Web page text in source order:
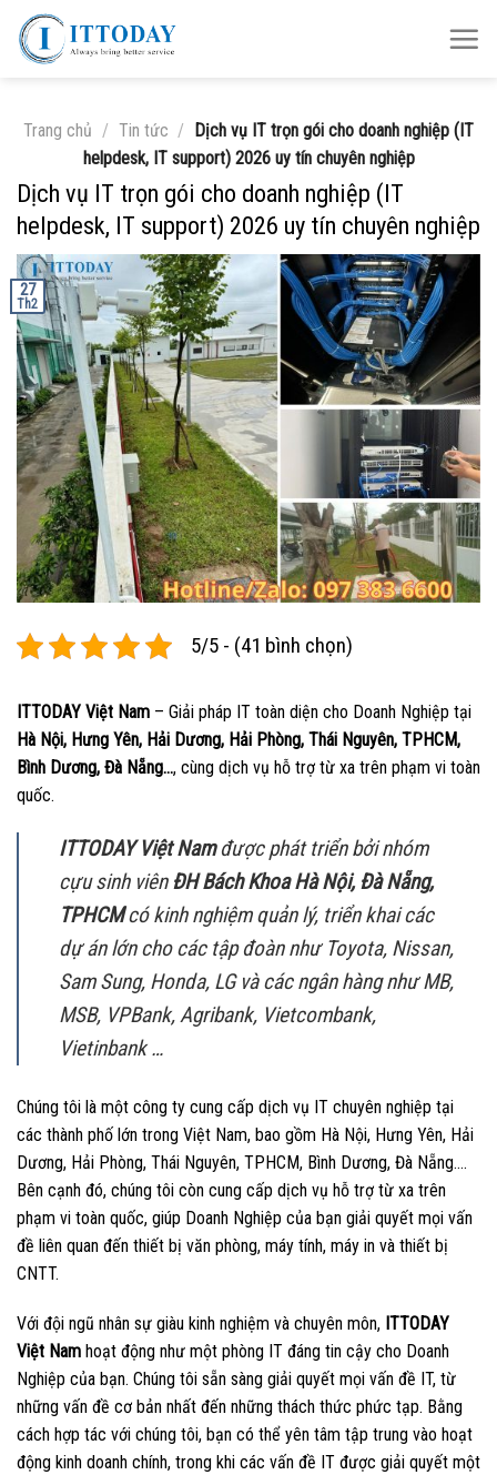
content
Trang chủ / Tin tức /
Dịch vụ IT trọn gói cho doanh nghiệp (IT
helpdesk, IT support) 2026 uy tín chuyên nghiệp
Dịch vụ IT trọn gói cho doanh nghiệp (IT
helpdesk, IT support) 2026 uy tín chuyên nghiệp
27
Th2
5/5 - (41 bình chọn)
ITTODAY Việt Nam – Giải pháp IT toàn diện cho Doanh Nghiệp tại
Hà Nội, Hưng Yên, Hải Dương, Hải Phòng, Thái Nguyên, TPHCM,
Bình Dương, Đà Nẵng…, cùng dịch vụ hỗ trợ từ xa trên phạm vi toàn
quốc.
ITTODAY Việt Namđược phát triển bởi nhóm
cựu sinh viênĐH Bách Khoa Hà Nội, Đà Nẵng,
TPHCMcó kinh nghiệm quản lý, triển khai các
dự án lớn cho các tập đoàn như Toyota, Nissan,
Sam Sung, Honda, LG và các ngân hàng như MB,
MSB, VPBank, Agribank, Vietcombank,
Vietinbank …
Chúng tôi là một công ty cung cấp dịch vụ IT chuyên nghiệp tại
các thành phố lớn trong Việt Nam, bao gồm Hà Nội, Hưng Yên, Hải
Dương, Hải Phòng, Thái Nguyên, TPHCM, Bình Dương, Đà Nẵng….
Bên cạnh đó, chúng tôi còn cung cấp dịch vụ hỗ trợ từ xa trên
phạm vi toàn quốc, giúp Doanh Nghiệp của bạn giải quyết mọi vấn
đề liên quan đến thiết bị văn phòng, máy tính, máy in và thiết bị
CNTT.
Với đội ngũ nhân sự giàu kinh nghiệm và chuyên môn, ITTODAY
Việt Nam hoạt động như một phòng IT đáng tin cậy cho Doanh
Nghiệp của bạn. Chúng tôi sẵn sàng giải quyết mọi vấn đề IT, từ
những vấn đề cơ bản nhất đến những thách thức phức tạp. Bằng
cách hợp tác với chúng tôi, bạn có thể yên tâm tập trung vào hoạt
động kinh doanh chính, trong khi các vấn đề IT được giải quyết một